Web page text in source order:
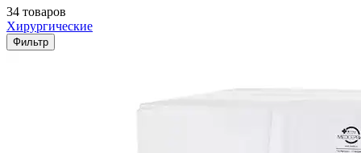
34 товаров
Хирургические
Фильтр